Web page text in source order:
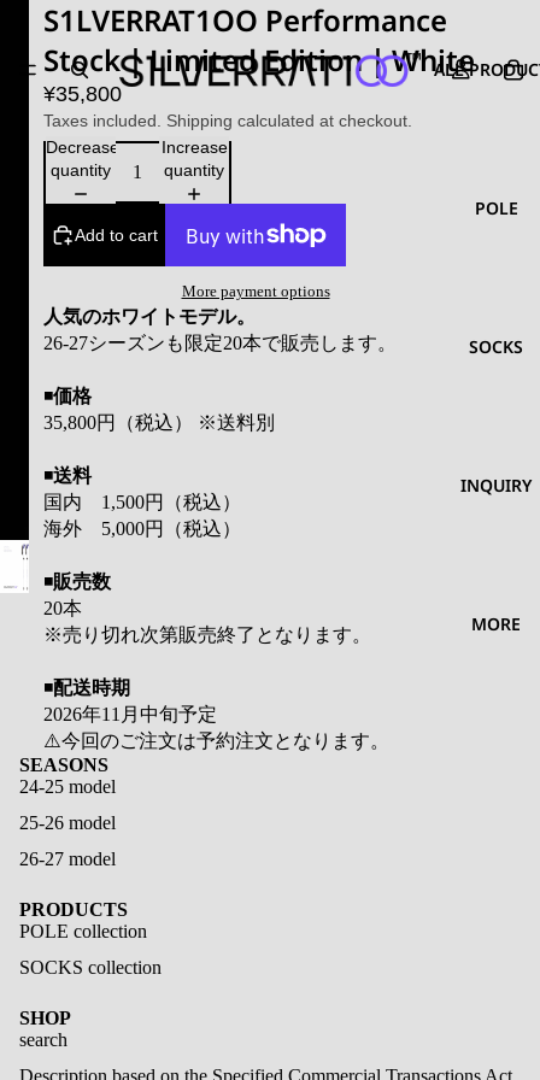
ALL
POLE
SOCKS
INQUIRY
MORE
S1LVERRAT1OO Performance
Stock｜Limited Edition｜White
¥35,800
Taxes included. Shipping calculated at checkout.
Decrease
quantity
Increase
quantity
Add to cart
More payment options
人気のホワイトモデル。
26-27シーズンも限定20本で販売します。
◾️価格
35,800円（税込） ※送料別
◾️送料
国内 1,500円（税込）
海外 5,000円（税込）
◾️販売数
20本
※売り切れ次第販売終了となります。
◾️配送時期
2026年11 月中旬予定
⚠️今回のご注文は予約注文となります。
SEASONS
24-25 model
25-26 model
26-27 model
PRODUCTS
POLE collection
SOCKS collection
SHOP
search
Description based on the Specified Commercial Transactions Act